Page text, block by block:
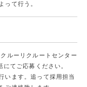
って行う。
ルーリクルートセンター
てご応募ください。
います。追って採用担当